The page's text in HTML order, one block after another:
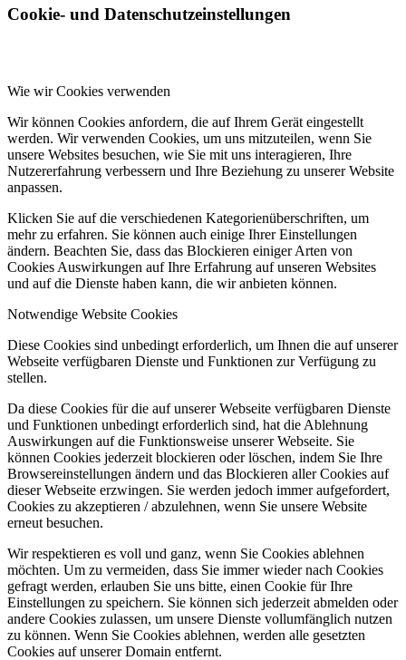
Cookie- und Datenschutzeinstellungen
Wie wir Cookies verwenden
Wir können Cookies anfordern, die auf Ihrem Gerät eingestellt
werden. Wir verwenden Cookies, um uns mitzuteilen, wenn Sie
unsere Websites besuchen, wie Sie mit uns interagieren, Ihre
Nutzererfahrung verbessern und Ihre Beziehung zu unserer Website
anpassen.
Klicken Sie auf die verschiedenen Kategorienüberschriften, um
mehr zu erfahren. Sie können auch einige Ihrer Einstellungen
ändern. Beachten Sie, dass das Blockieren einiger Arten von
Cookies Auswirkungen auf Ihre Erfahrung auf unseren Websites
und auf die Dienste haben kann, die wir anbieten können.
Notwendige Website Cookies
Diese Cookies sind unbedingt erforderlich, um Ihnen die auf unserer
Webseite verfügbaren Dienste und Funktionen zur Verfügung zu
stellen.
Da diese Cookies für die auf unserer Webseite verfügbaren Dienste
und Funktionen unbedingt erforderlich sind, hat die Ablehnung
Auswirkungen auf die Funktionsweise unserer Webseite. Sie
können Cookies jederzeit blockieren oder löschen, indem Sie Ihre
Browsereinstellungen ändern und das Blockieren aller Cookies auf
dieser Webseite erzwingen. Sie werden jedoch immer aufgefordert,
Cookies zu akzeptieren / abzulehnen, wenn Sie unsere Website
erneut besuchen.
Wir respektieren es voll und ganz, wenn Sie Cookies ablehnen
möchten. Um zu vermeiden, dass Sie immer wieder nach Cookies
gefragt werden, erlauben Sie uns bitte, einen Cookie für Ihre
Einstellungen zu speichern. Sie können sich jederzeit abmelden oder
andere Cookies zulassen, um unsere Dienste vollumfänglich nutzen
zu können. Wenn Sie Cookies ablehnen, werden alle gesetzten
Cookies auf unserer Domain entfernt.